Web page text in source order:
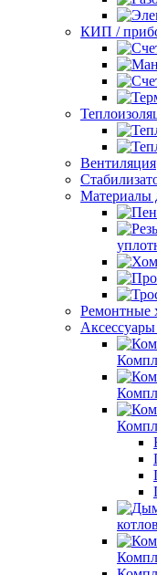
КИП /
Вентиляция
Материалы
Ремонтные
котлов